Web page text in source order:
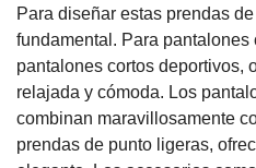
Para diseñar estas prendas
fundamental. Para
pantalones cortos deportivos,
relajada y cómoda. Los
combinan maravillosamente
prendas de punto ligeras,